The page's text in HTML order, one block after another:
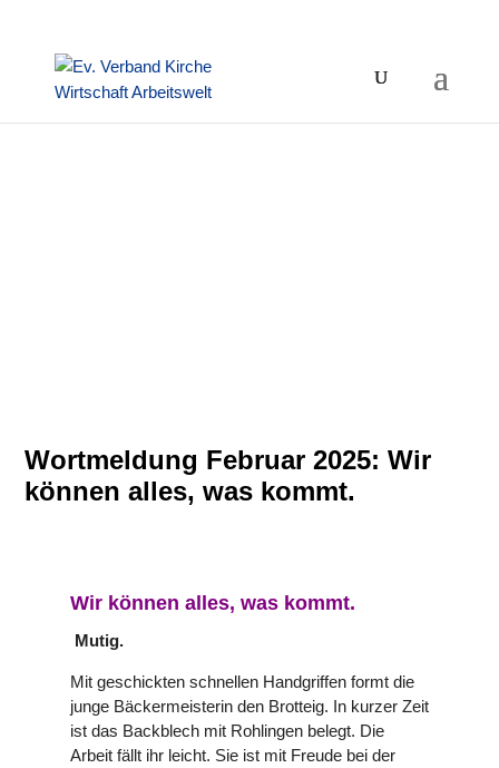
Wortmeldung Februar 2025: Wir
können alles, was kommt.
Wir können alles, was kommt.
Mutig.
Mit geschick­ten schnel­len Hand­grif­fen formt die
junge Bäcker­meis­te­rin den Brotteig. In kurzer Zeit
ist das Back­blech mit Roh­lin­gen belegt. Die
Arbeit fällt ihr leicht. Sie ist mit Freude bei der